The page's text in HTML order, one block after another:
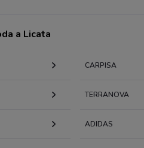
a Licata
CARPISA
TERRANOVA
ADIDAS